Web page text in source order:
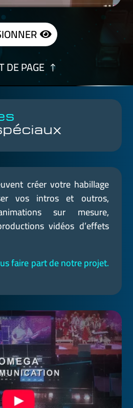
DE PAGE
créer votre habillage
vos intros et outros,
sur mesure,
vidéos d’effets
faire part de notre projet.